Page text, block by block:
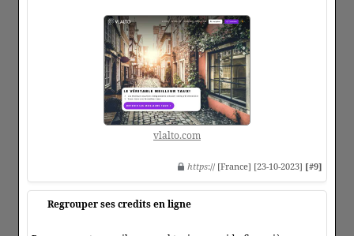
vlalto.com
https:// [France] [23-10-2023] [#9]
Regrouper ses credits en ligne